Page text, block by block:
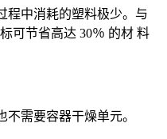
程中消耗的塑料极少。与
可节省高达 30％ 的材 料
需要容器干燥单元。